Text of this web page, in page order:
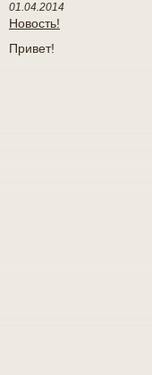
01.04.2014
Новость!
Привет!